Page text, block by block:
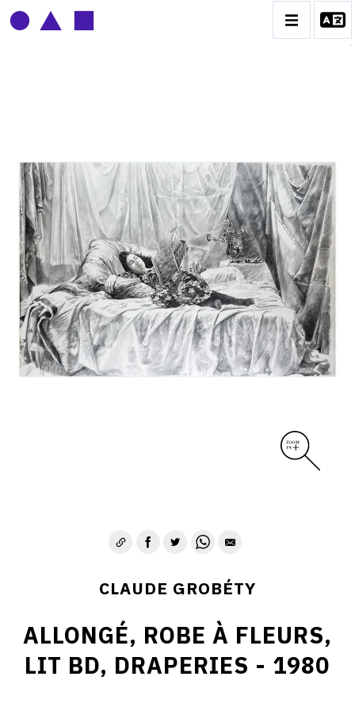
BIOGRAPHIE
CATALOGUE DES OEUVRES
CONTACT
CLAUDE GROBÉTY
ALLONGÉ, ROBE À FLEURS,
LIT BD, DRAPERIES - 1980